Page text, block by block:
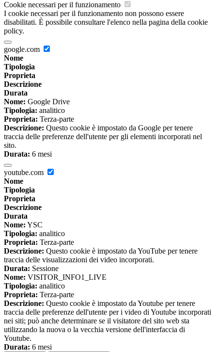
Cookie necessari per il funzionamento
I cookie necessari per il funzionamento non possono essere
disabilitati. È possibile consultare l'elenco nella pagina della cookie
policy.
google.com
Nome
Tipologia
Proprieta
Descrizione
Durata
Nome: Google Drive
Tipologia: analitico
Proprieta: Terza-parte
Descrizione: Questo cookie è impostato da Google per tenere
traccia delle preferenze dell'utente per gli elementi incorporati nel
sito.
Durata: 6 mesi
youtube.com
Nome
Tipologia
Proprieta
Descrizione
Durata
Nome: YSC
Tipologia: analitico
Proprieta: Terza-parte
Descrizione: Questo cookie è impostato da YouTube per tenere
traccia delle visualizzazioni dei video incorporati.
Durata: Sessione
Nome: VISITOR_INFO1_LIVE
Tipologia: analitico
Proprieta: Terza-parte
Descrizione: Questo cookie è impostato da Youtube per tenere
traccia delle preferenze dell'utente per i video di Youtube incorporati
nei siti; può anche determinare se il visitatore del sito web sta
utilizzando la nuova o la vecchia versione dell'interfaccia di
Youtube.
Durata: 6 mesi